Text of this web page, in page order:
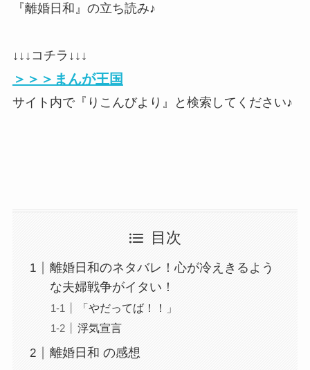
『離婚日和』の立ち読み♪
↓↓↓コチラ↓↓↓
＞＞＞まんが王国
サイト内で『りこんびより』と検索してください♪
目次
離婚日和のネタバレ！心が冷えきるよう
な夫婦戦争がイタい！
「やだってば！！」
浮気宣言
離婚日和 の感想